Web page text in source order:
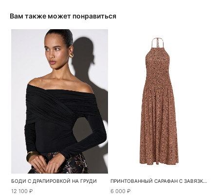
Вам также может понравиться
БОДИ С ДРАПИРОВКОЙ НА ГРУДИ
12 100 ₽
ПРИНТОВАННЫЙ САРАФАН С ЗАВЯЗКАМИ НА ШЕЕ
6 000 ₽